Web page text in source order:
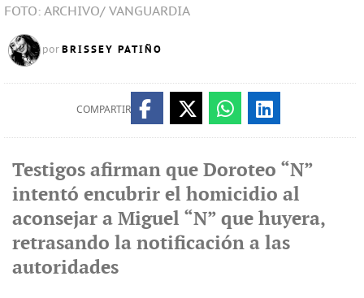
FOTO: ARCHIVO/ VANGUARDIA
por BRISSEY PATIÑO
COMPARTIR
Testigos afirman que Doroteo “N”
intentó encubrir el homicidio al
aconsejar a Miguel “N” que huyera,
retrasando la notificación a las
autoridades